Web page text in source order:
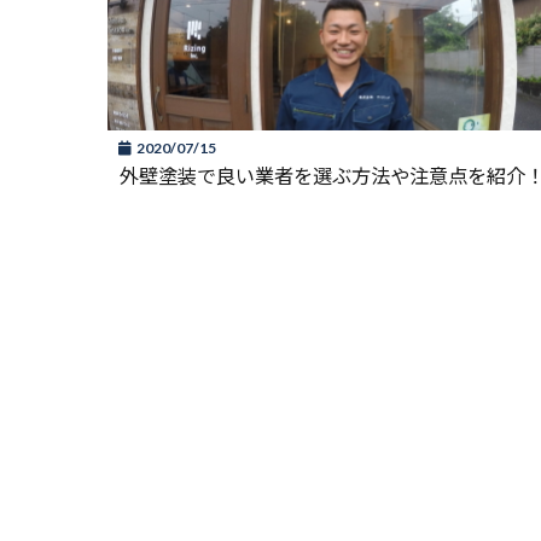
2020/07/15
外壁塗装で良い業者を選ぶ方法や注意点を紹介